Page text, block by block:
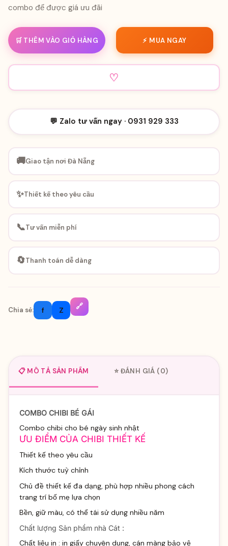
combo để được giá ưu đãi
🛒 THÊM VÀO GIỎ HÀNG ⚡ MUA NGAY
♡
💬 Zalo tư vấn ngay · 0931 929 333
🚚Giao tận nơi Đà Nẵng
✨Thiết kế theo yêu cầu
📞Tư vấn miễn phí
🔄Thanh toán dễ dàng
Chia sẻ: f Z 🔗
📋 MÔ TẢ SẢN PHẨM ⭐ ĐÁNH GIÁ (0)
COMBO CHIBI BÉ GÁI
Combo chibi cho bé ngày sinh nhật
ƯU ĐIỂM CỦA CHIBI THIẾT KẾ
Thiết kế theo yêu cầu
Kích thước tuỳ chỉnh
Chủ đề thiết kế đa dạng, phù hợp nhiều phong cách
trang trí bố mẹ lựa chọn
Bền, giữ màu, có thể tái sử dụng nhiều năm
Chất lượng Sản phẩm nhà Cát :
Chất liệu in : in giấy chuyên dụng, cán màng bảo vệ